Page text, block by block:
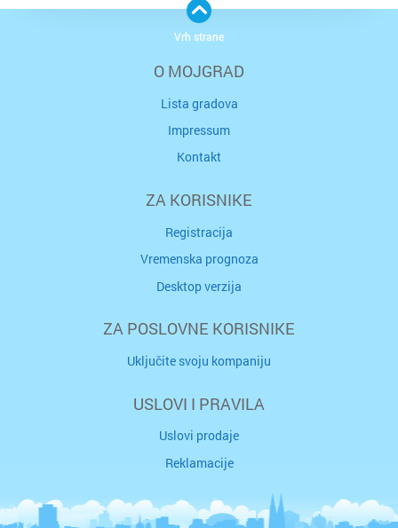
O MOJGRAD
Lista gradova
Impressum
Kontakt
ZA KORISNIKE
Registracija
Vremenska prognoza
Desktop verzija
ZA POSLOVNE KORISNIKE
Uključite svoju kompaniju
USLOVI I PRAVILA
Uslovi prodaje
Reklamacije
Vrh strane